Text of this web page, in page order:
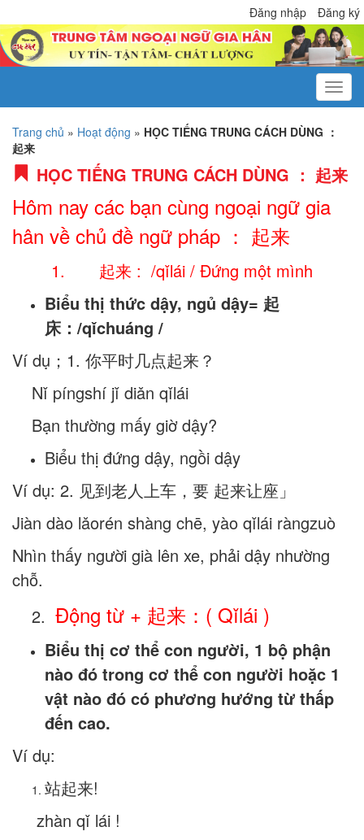
Đăng nhập Đăng ký
Trang chủ » Hoạt động » HỌC TIẾNG TRUNG CÁCH DÙNG ：
起来
HỌC TIẾNG TRUNG CÁCH DÙNG ： 起来
Hôm nay các bạn cùng ngoại ngữ gia
hân về chủ đề ngữ pháp ： 起来
1. 起来 : /qǐlái / Đứng một mình
Biểu thị thức dậy, ngủ dậy= 起
床：/qǐchuáng /
Ví dụ；1. 你平时几点起来？
Nǐ píngshí jǐ diǎn qǐlái
Bạn thường mấy giờ dậy?
Biểu thị đứng dậy, ngồi dậy
Ví dụ: 2. 见到老人上车，要 起来让座」
Jiàn dào lǎorén shàng chē, yào qǐlái ràngzuò
Nhìn thấy người già lên xe, phải dậy nhường
chỗ.
2. Động từ + 起来：( Qǐlái )
Biểu thị cơ thể con người, 1 bộ phận
nào đó trong cơ thể con người hoặc 1
vật nào đó có phương hướng từ thấp
đến cao.
Ví dụ:
站起来!
zhàn qǐ lái !